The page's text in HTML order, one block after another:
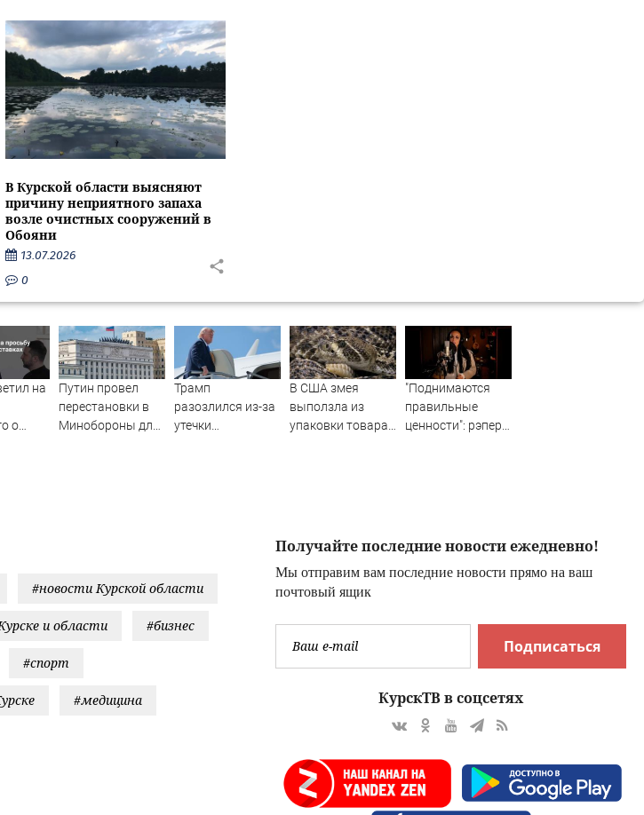
В Курской области выясняют
причину неприятного запаха
возле очистных сооружений в
Обояни
13.07.2026
0
на
о
Путин провел
перестановки в
Минобороны для
Трамп
разозлился из-за
утечки
В США змея
выползла из
упаковки товара
"Поднимаются
правильные
ценности": рэпер
Получайте последние новости ежедневно!
Мы отправим вам последние новости прямо на ваш
почтовый ящик
Подписаться
КурскТВ в соцсетях
#новости Курской области
и области #бизнес
#спорт
#медицина